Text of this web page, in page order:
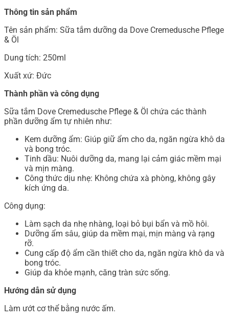
Thông tin sản phẩm
Tên sản phẩm: Sữa tắm dưỡng da Dove Cremedusche Pflege
& Öl
Dung tích: 250ml
Xuất xứ: Đức
Thành phần và công dụng
Sữa tắm Dove Cremedusche Pflege & Öl chứa các thành
phần dưỡng ẩm tự nhiên như:
Kem dưỡng ẩm: Giúp giữ ẩm cho da, ngăn ngừa khô da
và bong tróc.
Tinh dầu: Nuôi dưỡng da, mang lại cảm giác mềm mại
và mịn màng.
Công thức dịu nhẹ: Không chứa xà phòng, không gây
kích ứng da.
Công dụng:
Làm sạch da nhẹ nhàng, loại bỏ bụi bẩn và mồ hôi.
Dưỡng ẩm sâu, giúp da mềm mại, mịn màng và rạng
rỡ.
Cung cấp độ ẩm cần thiết cho da, ngăn ngừa khô da và
bong tróc.
Giúp da khỏe mạnh, căng tràn sức sống.
Hướng dẫn sử dụng
Làm ướt cơ thể bằng nước ấm.